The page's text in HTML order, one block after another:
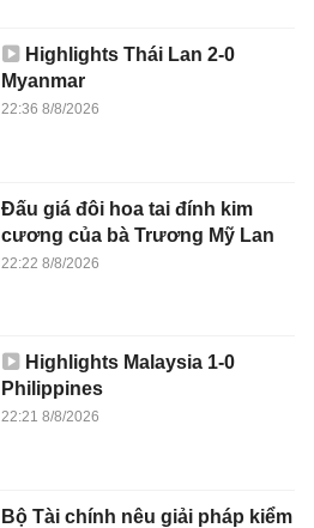
Highlights Thái Lan 2-0
Myanmar
22:36 8/8/2026
Đấu giá đôi hoa tai đính kim
cương của bà Trương Mỹ Lan
22:22 8/8/2026
Highlights Malaysia 1-0
Philippines
22:21 8/8/2026
Bộ Tài chính nêu giải pháp kiểm